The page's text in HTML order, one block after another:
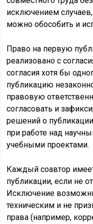
исключением
можно обособить и
Право на первую
реализовано с
согласия хотя бы
публикацию
правовую
согласовать и
решений о
при работе над
учебными проектами.
Каждый соавтор
публикации, если не
Исключение
техническим и не
права (например,